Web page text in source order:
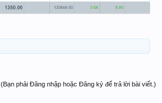
(Bạn phải Đăng nhập hoặc Đăng ký để trả lời bài viết.)